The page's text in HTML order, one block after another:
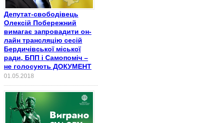
Депутат-свободівець
Олексій Побережний
вимагає запровадити он-
лайн трансляцію сесій
Бердичівської міської
ради, БПП і Самопоміч –
не голосують ДОКУМЕНТ
01.05.2018